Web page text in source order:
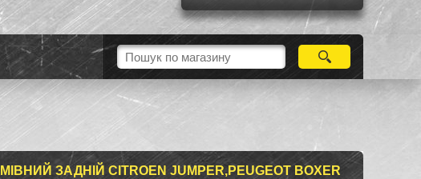
ЗАДНІЙ CITROEN JUMPER,PEUGEOT BOXER